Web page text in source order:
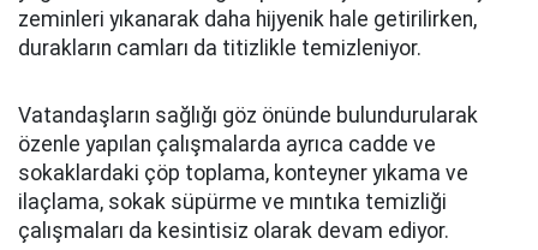
zeminleri yıkanarak daha hijyenik hale getirilirken,
durakların camları da titizlikle temizleniyor.
Vatandaşların sağlığı göz önünde bulundurularak
özenle yapılan çalışmalarda ayrıca cadde ve
sokaklardaki çöp toplama, konteyner yıkama ve
ilaçlama, sokak süpürme ve mıntıka temizliği
çalışmaları da kesintisiz olarak devam ediyor.